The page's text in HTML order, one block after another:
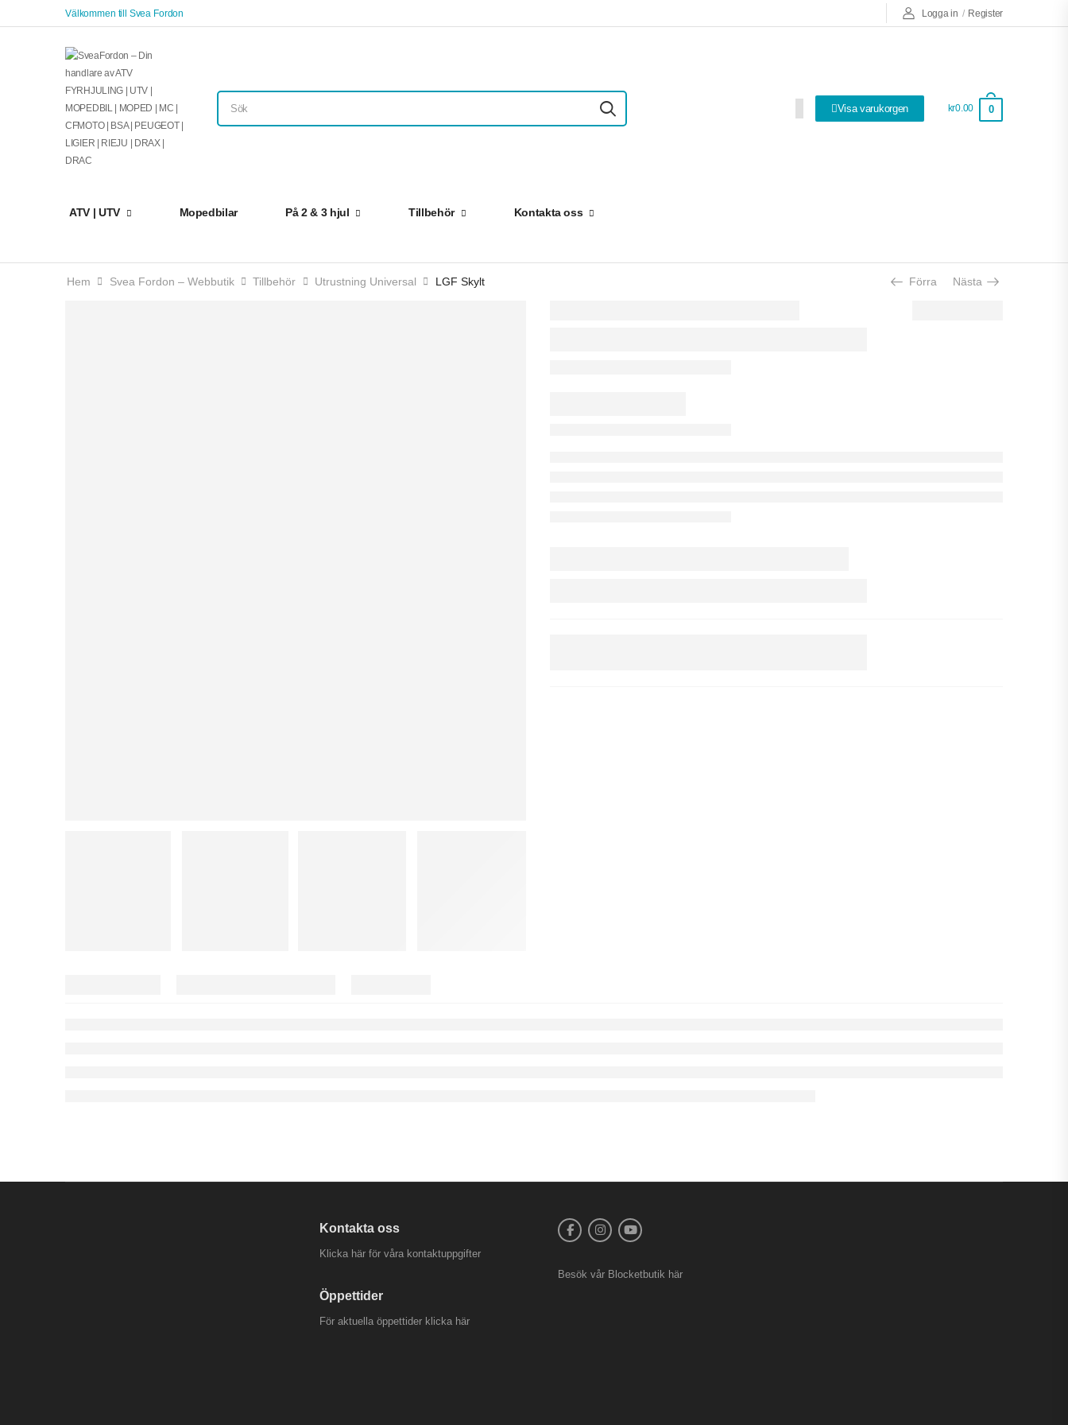
Välkommen till Svea Fordon Logga in / Register
Visa varukorgen kr0.00 0
ATV | UTV Mopedbilar På 2 & 3 hjul Tillbehör Kontakta oss
Hem Svea Fordon – Webbutik Tillbehör Utrustning Universal LGF Skylt Förra Nästa
Kontakta oss
Klicka här för våra kontaktuppgifter
Öppettider
För aktuella öppettider klicka här
Besök vår Blocketbutik här